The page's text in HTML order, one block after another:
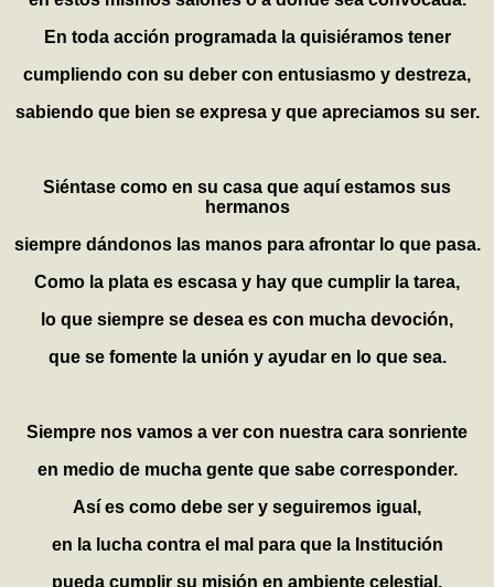
En toda acción programada la quisiéramos tener
cumpliendo con su deber con entusiasmo y destreza,
sabiendo que bien se expresa y que apreciamos su ser.
Siéntase como en su casa que aquí estamos sus
hermanos
siempre dándonos las manos para afrontar lo que pasa.
Como la plata es escasa y hay que cumplir la tarea,
lo que siempre se desea es con mucha devoción,
que se fomente la unión y ayudar en lo que sea.
Siempre nos vamos a ver con nuestra cara sonriente
en medio de mucha gente que sabe corresponder.
Así es como debe ser y seguiremos igual,
en la lucha contra el mal para que la Institución
pueda cumplir su misión en ambiente celestial.